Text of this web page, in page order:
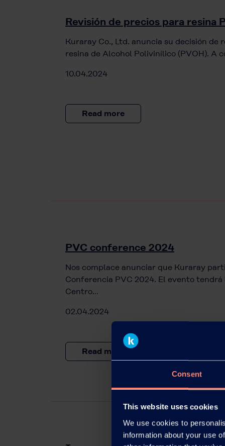
Consent
This website uses cookies
We use cookies to
information about your use
Revisión de precios para resina
Kuraray Co., Ltd. anuncia su decisión de
resina de Alcohol Polivinílico (PVOH). A
10.04.2024
Read more
PVC conference 2024
Nos complace anunciar que Kuraray
Conferencia PVC 2024. El evento
Centro…
02.04.2024
Read more